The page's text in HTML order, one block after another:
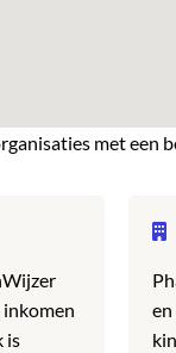
met een
inkomen
is